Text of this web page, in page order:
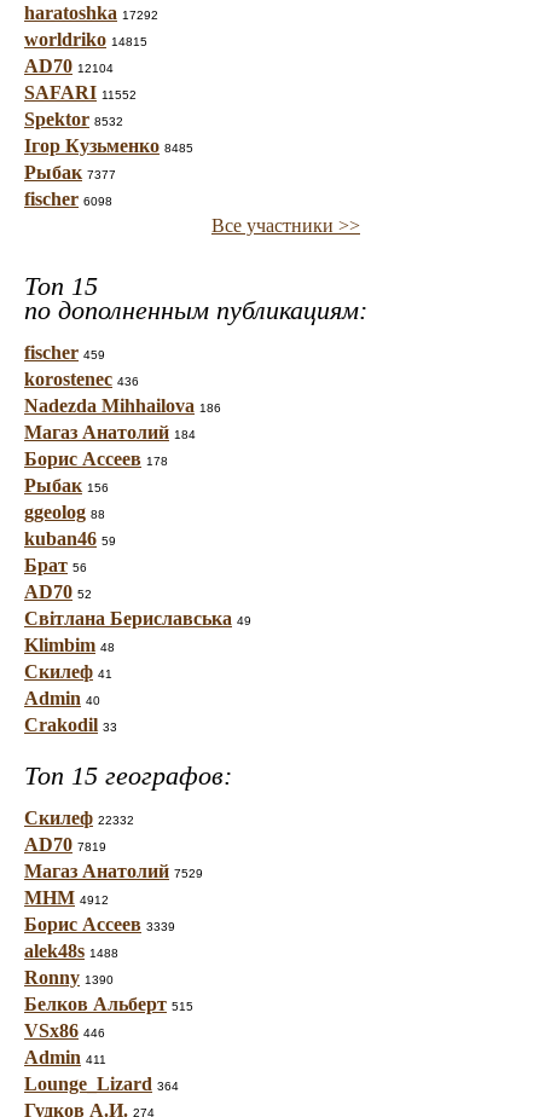
haratoshka 17292
worldriko 14815
AD70 12104
SAFARI 11552
Spektor 8532
Ігор Кузьменко 8485
Рыбак 7377
fischer 6098
Все участники >>
Топ 15
по дополненным публикациям:
fischer 459
korostenec 436
Nadezda Mihhailova 186
Магаз Анатолий 184
Борис Ассеев 178
Рыбак 156
ggeolog 88
kuban46 59
Брат 56
AD70 52
Світлана Бериславська 49
Klimbim 48
Скилеф 41
Admin 40
Crakodil 33
Топ 15 географов:
Скилеф 22332
AD70 7819
Магаз Анатолий 7529
МНМ 4912
Борис Ассеев 3339
alek48s 1488
Ronny 1390
Белков Альберт 515
VSx86 446
Admin 411
Lounge_Lizard 364
Гудков А.И. 274